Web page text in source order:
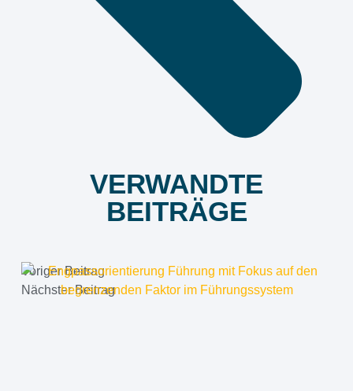
Voriger Beitrag
Nächster Beitrag
VERWANDTE
BEITRÄGE